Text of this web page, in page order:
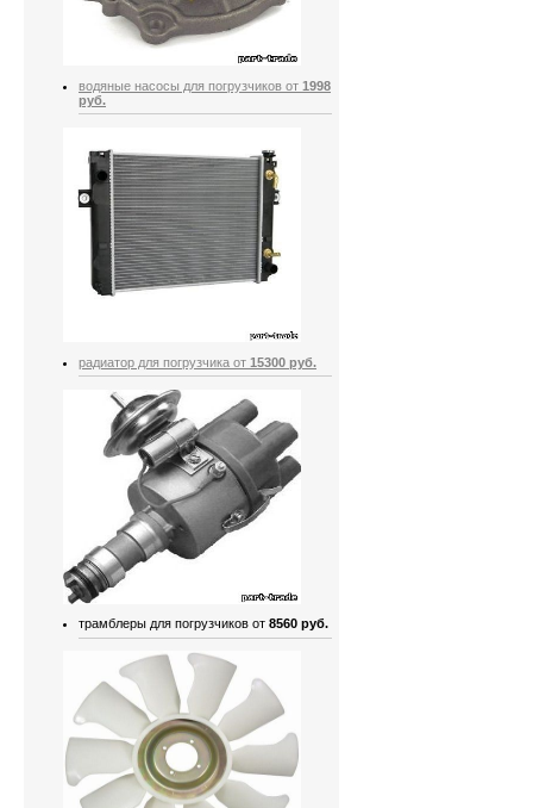
водяные насосы для погрузчиков от 1998
руб.
радиатор для погрузчика от 15300 руб.
трамблеры для погрузчиков от 8560 руб.